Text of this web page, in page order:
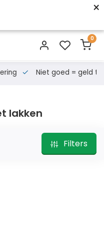
×
0
Niet goed = geld
lakken
Filters